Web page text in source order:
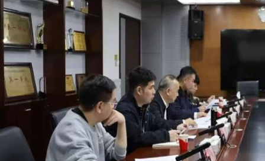
共探数字文化产业新路径｜中国
美术学院媒体城市研发中心与江
西数字文化集团达成战略合作
2025年11月